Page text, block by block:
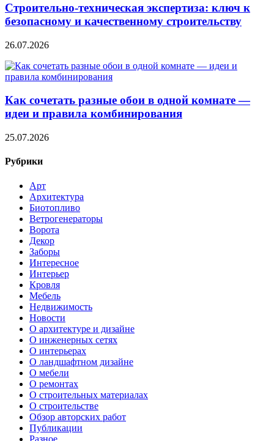
Строительно‑техническая экспертиза: ключ к
безопасному и качественному строительству
26.07.2026
Как сочетать разные обои в одной комнате —
идеи и правила комбинирования
25.07.2026
Рубрики
Арт
Архитектура
Биотопливо
Ветрогенераторы
Ворота
Декор
Заборы
Интересное
Интерьер
Кровля
Мебель
Недвижимость
Новости
О архитектуре и дизайне
О инженерных сетях
О интерьерах
О ландшафтном дизайне
О мебели
О ремонтах
О строительных материалах
О строительстве
Обзор авторских работ
Публикации
Разное